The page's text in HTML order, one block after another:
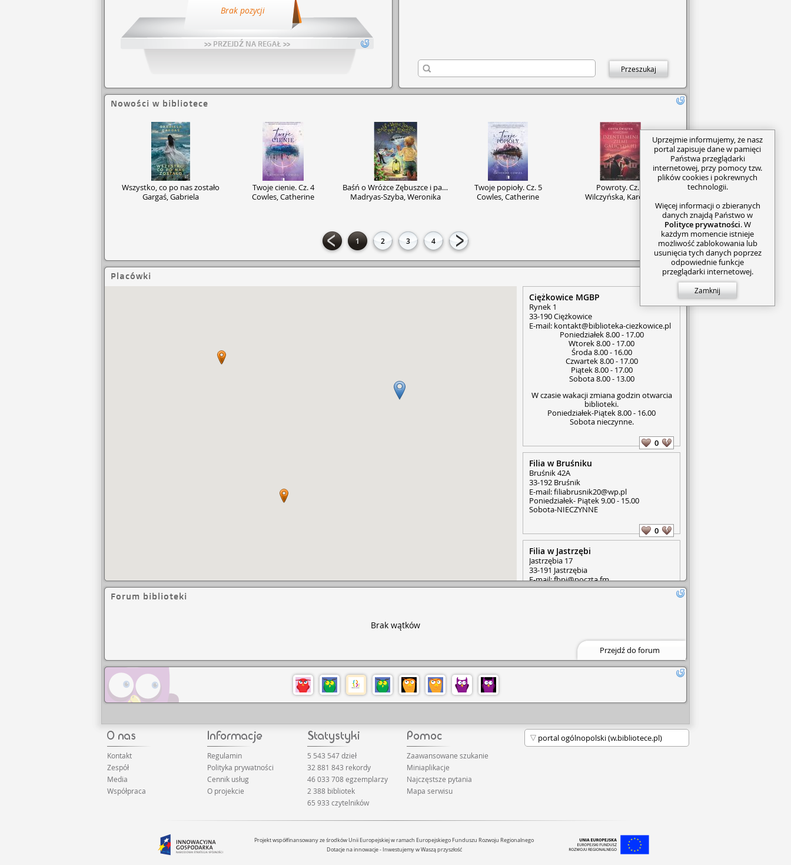
Brak pozycji
>> PRZEJDŹ NA REGAŁ >>
Przeszukaj
Nowości w bibliotece
Wszystko, co po nas zostało
Gargaś, Gabriela
Twoje cienie. Cz. 4
Cowles, Catherine
Baśń o Wróżce Zębuszce i panu Monetce
Madryas-Szyba, Weronika
Twoje popioły. Cz. 5
Cowles, Catherine
Powroty. Cz. 3
Wilczyńska, Karolina
1 2 3 4
Placówki
Pokaż wszystkie
Ciężkowice MGBP
Rynek 1
33-190 Ciężkowice
E-mail: kontakt@biblioteka-ciezkowice.pl
Poniedziałek 8.00 - 17.00
Wtorek 8.00 - 17.00
Środa 8.00 - 16.00
Czwartek 8.00 - 17.00
Piątek 8.00 - 17.00
Sobota 8.00 - 13.00
W czasie wakacji zmiana godzin otwarcia
biblioteki.
Poniedziałek-Piątek 8.00 - 16.00
Sobota nieczynne.
0
Filia w Bruśniku
Bruśnik 42A
33-192 Bruśnik
E-mail: filiabrusnik20@wp.pl
Poniedziałek- Piątek 9.00 - 15.00
Sobota-NIECZYNNE
0
Filia w Jastrzębi
Jastrzębia 17
33-191 Jastrzębia
E-mail: fbpj@poczta.fm
Poniedziałek - Wtorek 8.00 - 16.00
Forum biblioteki
Brak wątków
Przejdź do forum
Kontakt
Zespół
Media
Współpraca
Regulamin
Polityka prywatności
Cennik usług
O projekcie
5 543 547 dzieł
32 881 843 rekordy
46 033 708 egzemplarzy
2 388 bibliotek
65 933 czytelników
Zaawansowane szukanie
Miniaplikacje
Najczęstsze pytania
Mapa serwisu
Projekt współfinansowany ze środków Unii Europejskiej w ramach Europejskiego Funduszu Rozwoju Regionalnego
Dotacje na innowacje - Inwestujemy w Waszą przyszłość
Uprzejmie informujemy, że nasz
portal zapisuje dane w pamięci
Państwa przeglądarki
internetowej, przy pomocy tzw.
plików cookies i pokrewnych
technologii.
Więcej informacji o zbieranych
danych znajdą Państwo w
Polityce prywatności. W
każdym momencie istnieje
możliwość zablokowania lub
usunięcia tych danych poprzez
odpowiednie funkcje
przeglądarki internetowej.
Zamknij